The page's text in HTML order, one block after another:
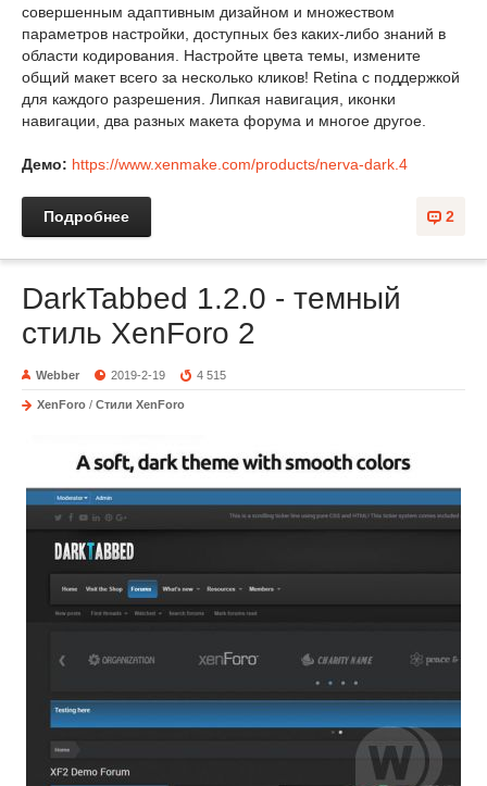
совершенным адаптивным дизайном и множеством
параметров настройки, доступных без каких-либо знаний в
области кодирования. Настройте цвета темы, измените
общий макет всего за несколько кликов! Retina с поддержкой
для каждого разрешения. Липкая навигация, иконки
навигации, два разных макета форума и многое другое.
Демо: https://www.xenmake.com/products/nerva-dark.4
2
Подробнее
DarkTabbed 1.2.0 - темный
стиль XenForo 2
Webber 2019-2-19 4 515
XenForo / Стили XenForo